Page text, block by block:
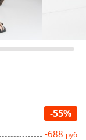
-55%
-688 руб